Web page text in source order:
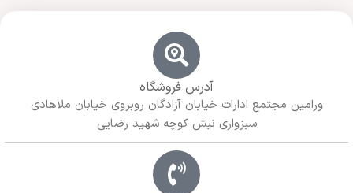
آدرس فروشگاه
ورامین مجتمع ادارات خیابان آزادگان روبروی خیابان ملاهادی
سبزواری نبش کوچه شهید رضایی